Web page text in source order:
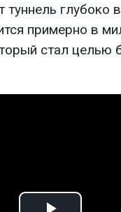
глубоко
примерно в
стал